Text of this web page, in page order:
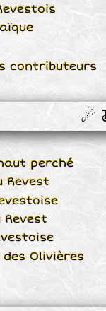
contributeurs
☄
perché
Revest
Revest
des Olivières